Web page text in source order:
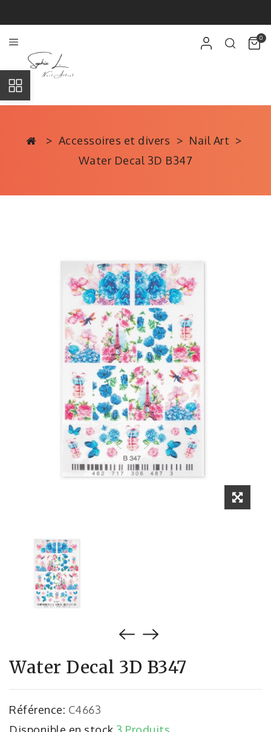
0
Accessoires et divers
Nail Art
Water Decal 3D B347
Water Decal 3D B347
Référence: C4663